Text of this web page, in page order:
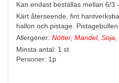
Kan endast beställas mellan 6/3
Kärt återseende, fint
hallon och pistage.
Allergener: Nötter, Mandel, Soja,
Minsta antal: 1 st
Personer: 1p